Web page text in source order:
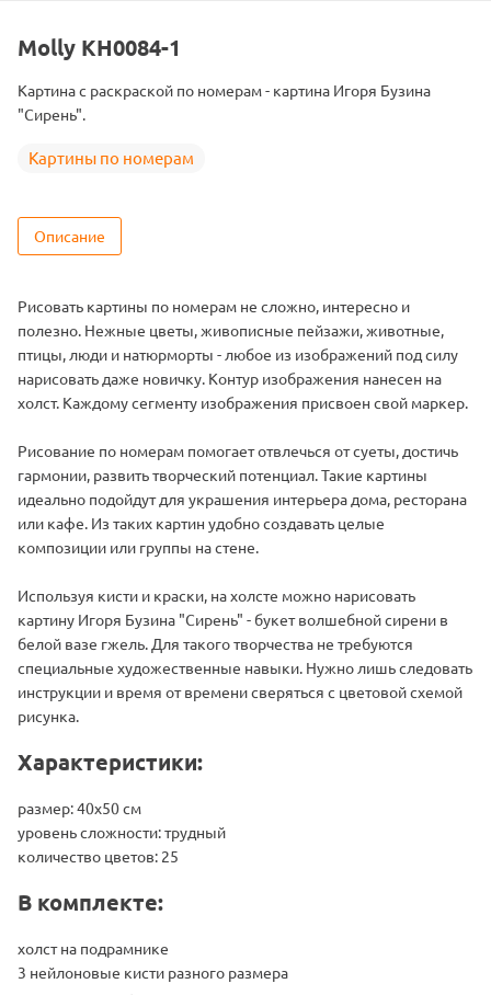
Тема
Цвет
25 цветов
Molly KH0084-1
Картина с раскраской по номерам - картина Игоря Бузина
"Сирень".
Картины по номерам
Описание
Рисовать картины по номерам не сложно, интересно и
полезно. Нежные цветы, живописные пейзажи, животные,
птицы, люди и натюрморты - любое из изображений под силу
нарисовать даже новичку. Контур изображения нанесен на
холст. Каждому сегменту изображения присвоен свой маркер.
Рисование по номерам помогает отвлечься от суеты, достичь
гармонии, развить творческий потенциал. Такие картины
идеально подойдут для украшения интерьера дома, ресторана
или кафе. Из таких картин удобно создавать целые
композиции или группы на стене.
Используя кисти и краски, на холсте можно нарисовать
картину Игоря Бузина "Сирень" - букет волшебной сирени в
белой вазе гжель. Для такого творчества не требуются
специальные художественные навыки. Нужно лишь следовать
инструкции и время от времени сверяться с цветовой схемой
рисунка.
Характеристики:
размер: 40х50 см
уровень сложности: трудный
количество цветов: 25
В комплекте:
холст на подрамнике
3 нейлоновые кисти разного размера